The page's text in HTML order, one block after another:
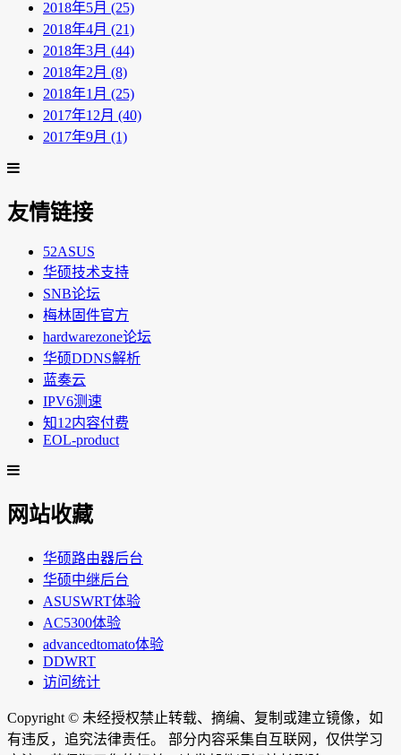
2018年5月 (25)
2018年4月 (21)
2018年3月 (44)
2018年2月 (8)
2018年1月 (25)
2017年12月 (40)
2017年9月 (1)
友情链接
52ASUS
华硕技术支持
SNB论坛
梅林固件官方
hardwarezone论坛
华硕DDNS解析
蓝奏云
IPV6测速
知12内容付费
EOL-product
网站收藏
华硕路由器后台
华硕中继后台
ASUSWRT体验
AC5300体验
advancedtomato体验
DDWRT
访问统计
Copyright © 未经授权禁止转载、摘编、复制或建立镜像，如
有违反，追究法律责任。 部分内容采集自互联网，仅供学习